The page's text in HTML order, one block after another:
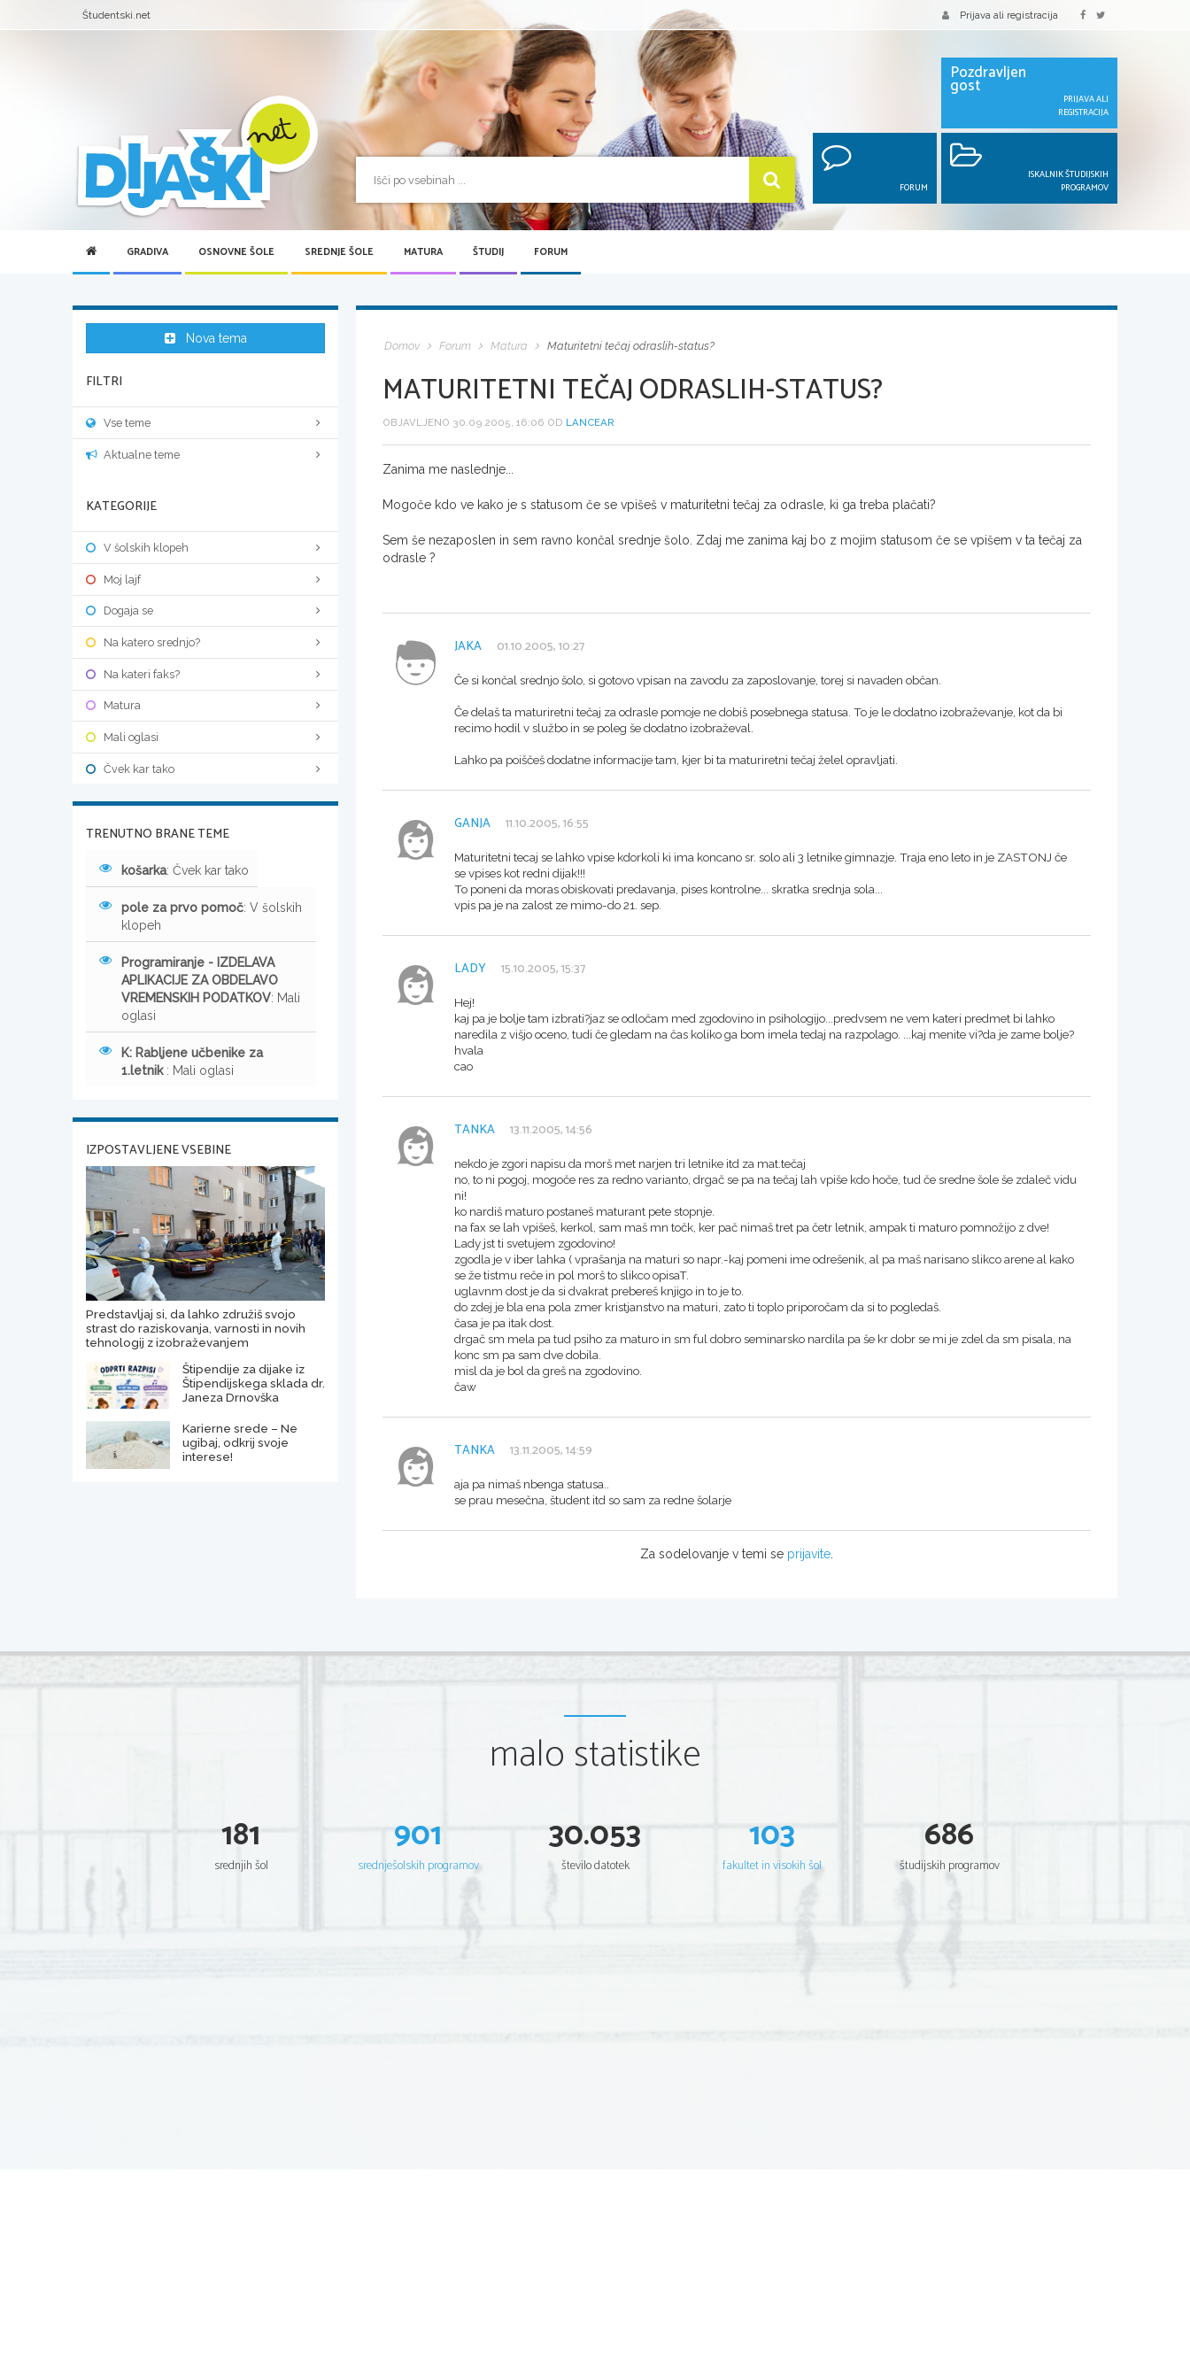
Študentski.net Prijava ali registracija
Pozdravljen
gost
PRIJAVA ALI
REGISTRACIJA
FORUM
ISKALNIK ŠTUDIJSKIH
PROGRAMOV
GRADIVA OSNOVNE ŠOLE SREDNJE ŠOLE MATURA ŠTUDIJ FORUM
Domov Forum Matura Maturitetni tečaj odraslih-status?
MATURITETNI TEČAJ ODRASLIH-STATUS?
OBJAVLJENO 30.09.2005, 16:06 OD LANCEAR
Zanima me naslednje...
Mogoče kdo ve kako je s statusom če se vpišeš v maturitetni tečaj za odrasle, ki ga treba plačati?
Sem še nezaposlen in sem ravno končal srednje šolo. Zdaj me zanima kaj bo z mojim statusom če se vpišem v ta tečaj za
odrasle ?
JAKA 01.10.2005, 10:27
Če si končal srednjo šolo, si gotovo vpisan na zavodu za zaposlovanje, torej si navaden občan.
Če delaš ta maturiretni tečaj za odrasle pomoje ne dobiš posebnega statusa. To je le dodatno izobraževanje, kot da bi
recimo hodil v službo in se poleg še dodatno izobraževal.
Lahko pa poiščeš dodatne informacije tam, kjer bi ta maturiretni tečaj želel opravljati.
GANJA 11.10.2005, 16:55
Maturitetni tecaj se lahko vpise kdorkoli ki ima koncano sr. solo ali 3 letnike gimnazje. Traja eno leto in je ZASTONJ če
se vpises kot redni dijak!!!
To poneni da moras obiskovati predavanja, pises kontrolne... skratka srednja sola...
vpis pa je na zalost ze mimo-do 21. sep.
LADY 15.10.2005, 15:37
Hej!
kaj pa je bolje tam izbrati?jaz se odločam med zgodovino in psihologijo...predvsem ne vem kateri predmet bi lahko
naredila z višjo oceno, tudi če gledam na čas koliko ga bom imela tedaj na razpolago. ...kaj menite vi?da je zame bolje?
hvala
cao
TANKA 13.11.2005, 14:56
nekdo je zgori napisu da morš met narjen tri letnike itd za mat.tečaj
no, to ni pogoj, mogoče res za redno varianto, drgač se pa na tečaj lah vpiše kdo hoče, tud če sredne šole še zdaleč vidu
ni!
ko nardiš maturo postaneš maturant pete stopnje.
na fax se lah vpišeš, kerkol, sam maš mn točk, ker pač nimaš tret pa četr letnik, ampak ti maturo pomnožijo z dve!
Lady jst ti svetujem zgodovino!
zgodla je v iber lahka ( vprašanja na maturi so napr.-kaj pomeni ime odrešenik, al pa maš narisano slikco arene al kako
se že tistmu reče in pol morš to slikco opisaT.
uglavnm dost je da si dvakrat prebereš knjigo in to je to.
do zdej je bla ena pola zmer kristjanstvo na maturi, zato ti toplo priporočam da si to pogledaš.
časa je pa itak dost.
drgač sm mela pa tud psiho za maturo in sm ful dobro seminarsko nardila pa še kr dobr se mi je zdel da sm pisala, na
konc sm pa sam dve dobila.
misl da je bol da greš na zgodovino.
čaw
TANKA 13.11.2005, 14:59
aja pa nimaš nbenga statusa..
se prau mesečna, študent itd so sam za redne šolarje
Za sodelovanje v temi se prijavite
Nova tema
FILTRI
Vse teme
Aktualne teme
KATEGORIJE
V šolskih klopeh
Moj lajf
Dogaja se
Na katero srednjo?
Na kateri faks?
Matura
Mali oglasi
Čvek kar tako
TRENUTNO BRANE TEME
košarka: Čvek kar tako
pole za prvo pomoč: V šolskih
klopeh
Programiranje - IZDELAVA
APLIKACIJE ZA OBDELAVO
VREMENSKIH PODATKOV: Mali
oglasi
K: Rabljene učbenike za
1.letnik : Mali oglasi
IZPOSTAVLJENE VSEBINE
Predstavljaj si, da lahko združiš svojo
strast do raziskovanja, varnosti in novih
tehnologij z izobraževanjem
Štipendije za dijake iz
Štipendijskega sklada dr.
Janeza Drnovška
Karierne srede – Ne
ugibaj, odkrij svoje
interese!
malo statistike
181
srednjih šol
901
srednješolskih programov
30.053
število datotek
103
fakultet in visokih šol
686
študijskih programov